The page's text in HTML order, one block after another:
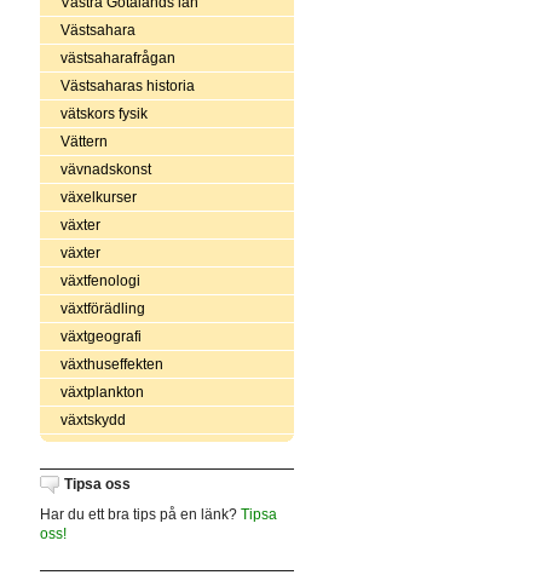
Västsahara
västsaharafrågan
Västsaharas historia
vätskors fysik
Vättern
vävnadskonst
växelkurser
växter
växter
växtfenologi
växtförädling
växtgeografi
växthuseffekten
växtplankton
växtskydd
Tipsa oss
Har du ett bra tips på en länk? Tipsa
oss!